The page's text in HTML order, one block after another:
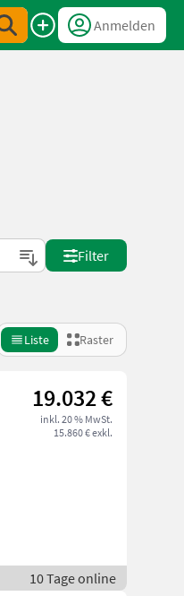
Anmelden
Filter
Liste Raster
19.032 €
inkl. 20 % MwSt.
15.860 € exkl.
10 Tage online